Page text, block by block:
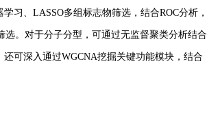
习、LASSO多组标志物筛选，结合ROC分析，
。对于分子分型，可通过无监督聚类分析结合
可深入通过WGCNA挖掘关键功能模块，结合